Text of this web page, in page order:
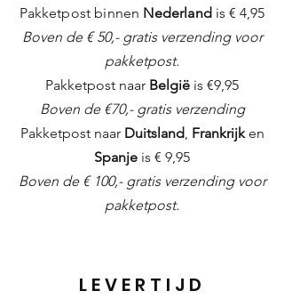
Pakketpost binnen Nederland is€ 4,95
Boven de € 50,- gratis verzending voor
pakketpost.
Pakketpost naar België is €9,95
Boven de €70,- gratis verzending
Pakketpost naar Duitsland, Frankrijken
Spanje is € 9,95
Boven de € 100,- gratis verzending voor
pakketpost.
LEVERTIJD